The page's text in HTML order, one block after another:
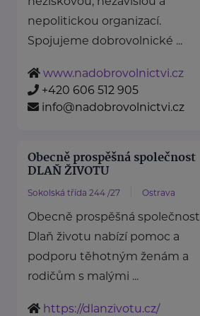
nepolitickou organizací.
Spojujeme dobrovolnické ...
www.nadobrovolnictvi.cz
+420 606 512 905
info@nadobrovolnictvi.cz
Obecně prospěšná společnost
DLAŇ ŽIVOTU
Sokolská třída 244 /27 Ostrava
Obecně prospěšná společnost
Dlaň životu nabízí pomoc a
podporu těhotným ženám a
rodičům s malými ...
https://dlanzivotu.cz/